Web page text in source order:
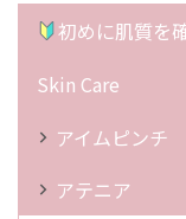
初めに肌質を
Skin Care
アイムピンチ
アテニア